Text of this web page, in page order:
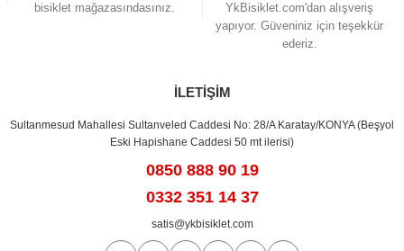
bisiklet mağazasındasınız.
YkBisiklet.com'dan alışveriş
yapıyor. Güveniniz için teşekkür
ederiz.
İLETİŞİM
Sultanmesud Mahallesi Sultanveled Caddesi No: 28/A Karatay/KONYA (Beşyol
Eski Hapishane Caddesi 50 mt ilerisi)
0850 888 90 19
0332 351 14 37
satis@ykbisiklet.com